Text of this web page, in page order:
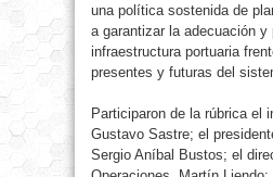
una política sostenida de
a garantizar la adecuación y
infraestructura portuaria
presentes y futuras del
Participaron de la rúbrica el
Gustavo Sastre; el
Sergio Aníbal Bustos; el